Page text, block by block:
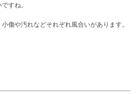
すね。
傷や汚れなどそれぞれ風合いがあります。